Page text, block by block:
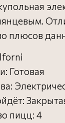
плюсов
Готовая
пицц: 4